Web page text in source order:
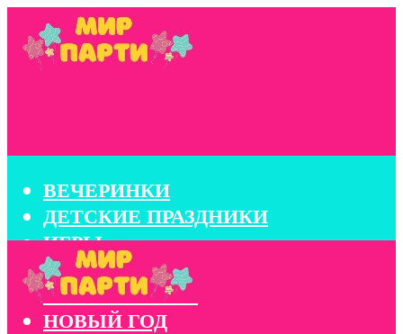
ВЕЧЕРИНКИ
ДЕТСКИЕ ПРАЗДНИКИ
ИГРЫ
КОНКУРСЫ
КОРПОРАТИВЫ
НОВЫЙ ГОД